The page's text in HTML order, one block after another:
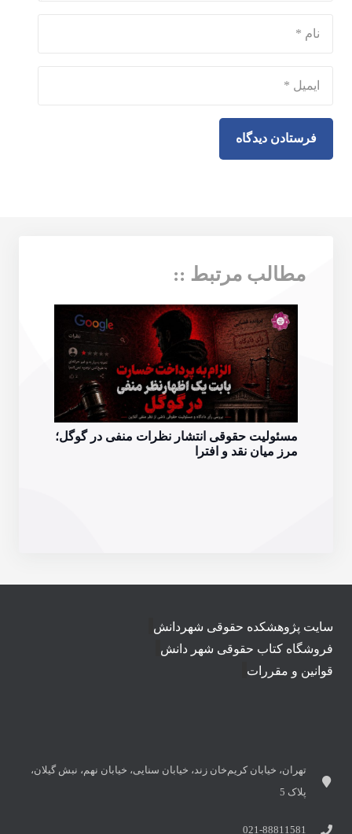
فرستادن دیدگاه
مطالب مرتبط ::
مسئولیت حقوقی انتشار نظرات منفی در گوگل؛
مرز میان نقد و افترا
سایت پژوهشکده حقوقی شهردانش
فروشگاه کتاب حقوقی شهر دانش
قوانین و مقررات
تهران، خیابان کریم‌خان زند، خیابان سنایی، خیابان نهم، نبش گیلان،
پلاک 5
021-88811581